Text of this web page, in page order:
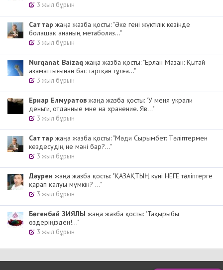
3 жыл бұрын
Cаттар жаңа жазба қосты: "Әке гені жүктілік кезінде
болашақ ананың метаболиз..."
3 жыл бұрын
Nurqanat Baizaq жаңа жазба қосты: "Ерлан Мазан: Қытай
азаматтығынан бас тартқан тұлға..."
3 жыл бұрын
Ернар Елмуратов жаңа жазба қосты: "У меня украли
деньги, отданные мне на хранение. Яв..."
3 жыл бұрын
Cаттар жаңа жазба қосты: "Мәди Сырымбет: Тәліптермен
кездесудің не мәні бар?..."
3 жыл бұрын
Дәурен жаңа жазба қосты: "ҚАЗАҚТЫҢ күні НЕГЕ тәліптерге
қарап қалуы мүмкін? ..."
3 жыл бұрын
Бөгенбай ЗИЯЛЫ жаңа жазба қосты: "Тақырыбы
өздеріңізден!..."
3 жыл бұрын